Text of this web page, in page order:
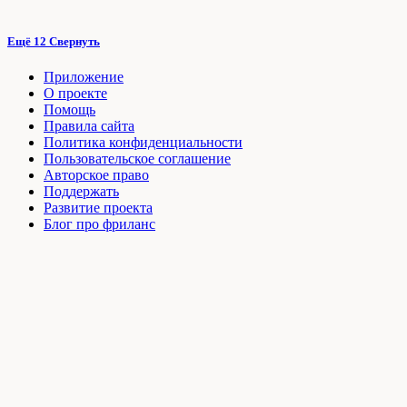
Ещё 12 Свернуть
Приложение
О проекте
Помощь
Правила сайта
Политика конфиденциальности
Пользовательское соглашение
Авторское право
Поддержать
Развитие проекта
Блог про фриланс